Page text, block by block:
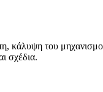
κάλυψη του
σχέδια.